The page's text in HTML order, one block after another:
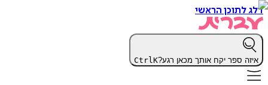
דלג לתוכן הראשי
איזה ספר יקח אותך מכאן רגע? CtrlK